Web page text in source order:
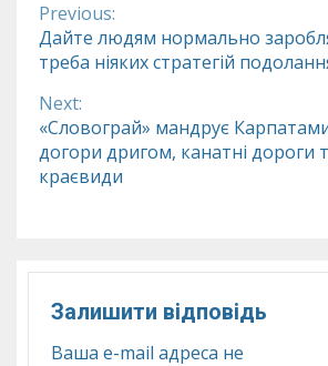
Continue
Reading
Previous:
Дайте людям нормально
треба ніяких стратегій
Next:
«Словограй» мандрує
догори дригом, канатні дороги
краєвиди
Залишити відповідь
Ваша e-mail адреса не